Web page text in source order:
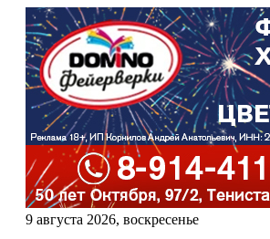
9 августа 2026, воскресенье